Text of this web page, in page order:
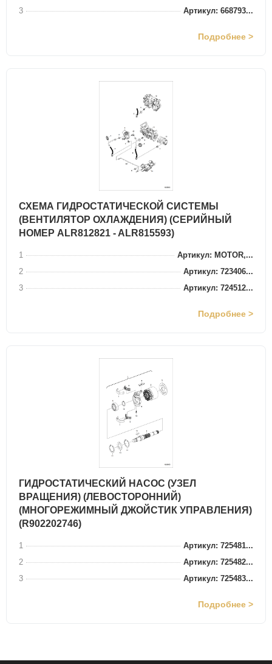
3
Артикул: 668793...
Подробнее >
СХЕМА ГИДРОСТАТИЧЕСКОЙ СИСТЕМЫ
(ВЕНТИЛЯТОР ОХЛАЖДЕНИЯ) (СЕРИЙНЫЙ
НОМЕР ALR812821 - ALR815593)
1
Артикул: MOTOR,...
2
Артикул: 723406...
3
Артикул: 724512...
Подробнее >
ГИДРОСТАТИЧЕСКИЙ НАСОС (УЗЕЛ
ВРАЩЕНИЯ) (ЛЕВОСТОРОННИЙ)
(МНОГОРЕЖИМНЫЙ ДЖОЙСТИК УПРАВЛЕНИЯ)
(R902202746)
1
Артикул: 725481...
2
Артикул: 725482...
3
Артикул: 725483...
Подробнее >